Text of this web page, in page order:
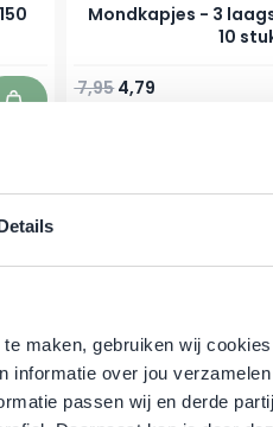
maken, gebruiken wij
over jou
passen wij en derde
Mondkapjes - 3 laags
10
Speciale prijs
4,79
Normale prijs
7,95